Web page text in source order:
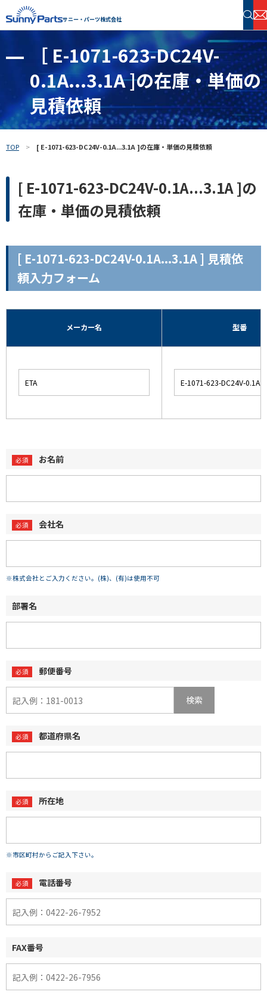
サニー・パーツ株式会社
半導体・電子部品 在庫検索
フリーワードで探す
［ E-1071-623-DC24V-
0.1A...3.1A ]の在庫・単価の
見積依頼
TOP [ E-1071-623-DC24V-0.1A...3.1A ]の在庫・単価の見積依頼
[ E-1071-623-DC24V-0.1A...3.1A ]の
在庫・単価の見積依頼
[ E-1071-623-DC24V-0.1A...3.1A ] 見積依
頼入力フォーム
メーカー名 型番
お名前
会社名
※株式会社とご入力ください。(株)、(有)は使用不可
部署名
郵便番号
検索
都道府県名
所在地
※市区町村からご記入下さい。
電話番号
FAX番号